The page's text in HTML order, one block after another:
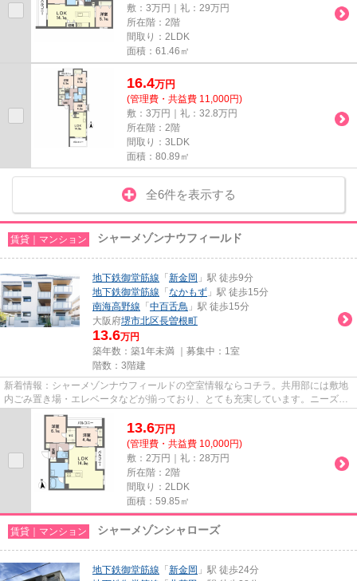
敷：3万円｜礼：29万円
所在階：2階
間取り：2LDK
面積：61.46㎡
16.4万円
(管理費・共益費 11,000円)
敷：3万円｜礼：32.8万円
所在階：2階
間取り：3LDK
面積：80.89㎡
全6件を表示する
賃貸｜マンション シャーメゾンナウフィールド
地下鉄御堂筋線 「 新金岡 」駅 徒歩9分
地下鉄御堂筋線 「 なかもず 」駅 徒歩15分
南海高野線 「 中百舌鳥 」駅 徒歩15分
大阪府堺市北区長曽根町
13.6万円
築年数：築1年未満 ｜募集中： 1室
階数：3階建
新着情報：シャーメゾンナウフィールドの空室情報ならコチラ。共用部には敷地
内ごみ置き場・エレベータなどが揃っており、とても充実しています。ニーズの
高い、2026年築の物件で、オ...
13.6万円
(管理費・共益費 10,000円)
敷：2万円｜礼：28万円
所在階：2階
間取り：2LDK
面積：59.85㎡
賃貸｜マンション シャーメゾンシャローズ
地下鉄御堂筋線 「 新金岡 」駅 徒歩24分